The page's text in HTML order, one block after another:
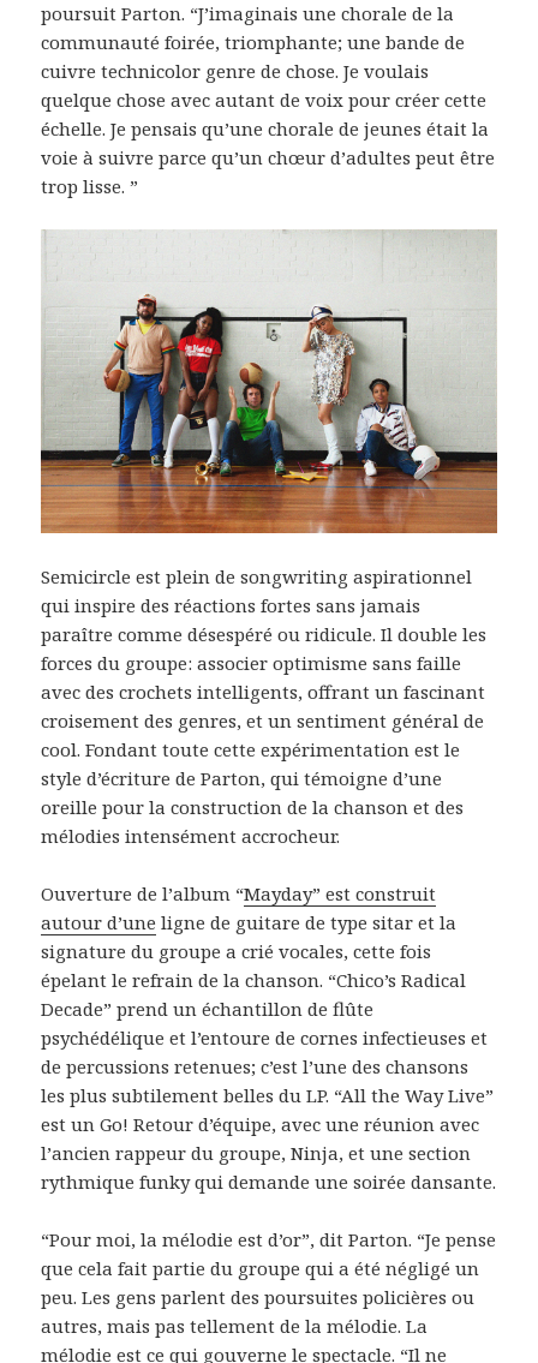
poursuit Parton. “J’imaginais une chorale de la
communauté foirée, triomphante; une bande de
cuivre technicolor genre de chose. Je voulais
quelque chose avec autant de voix pour créer cette
échelle. Je pensais qu’une chorale de jeunes était la
voie à suivre parce qu’un chœur d’adultes peut être
trop lisse. ”
Semicircle est plein de songwriting aspirationnel
qui inspire des réactions fortes sans jamais
paraître comme désespéré ou ridicule. Il double les
forces du groupe: associer optimisme sans faille
avec des crochets intelligents, offrant un fascinant
croisement des genres, et un sentiment général de
cool. Fondant toute cette expérimentation est le
style d’écriture de Parton, qui témoigne d’une
oreille pour la construction de la chanson et des
mélodies intensément accrocheur.
Ouverture de l’album “Mayday” est construit
autour d’une ligne de guitare de type sitar et la
signature du groupe a crié vocales, cette fois
épelant le refrain de la chanson. “Chico’s Radical
Decade” prend un échantillon de flûte
psychédélique et l’entoure de cornes infectieuses et
de percussions retenues; c’est l’une des chansons
les plus subtilement belles du LP. “All the Way Live”
est un Go! Retour d’équipe, avec une réunion avec
l’ancien rappeur du groupe, Ninja, et une section
rythmique funky qui demande une soirée dansante.
“Pour moi, la mélodie est d’or”, dit Parton. “Je pense
que cela fait partie du groupe qui a été négligé un
peu. Les gens parlent des poursuites policières ou
autres, mais pas tellement de la mélodie. La
mélodie est ce qui gouverne le spectacle. “Il ne